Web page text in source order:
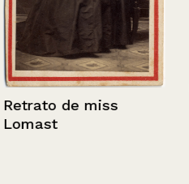
Retrato de miss
Lomast